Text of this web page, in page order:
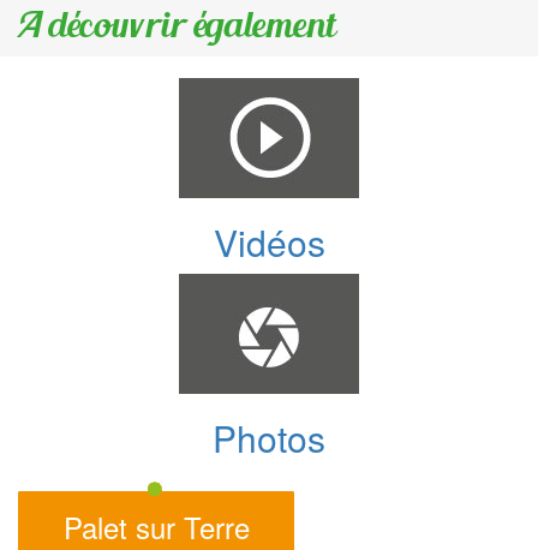
A découvrir également
Vidéos
Photos
Palet sur Terre